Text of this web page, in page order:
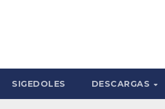
SIGEDOLES DESCARGAS